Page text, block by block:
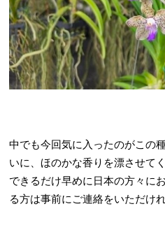
中でも今回気に入ったのがこの
いに、ほのかな香りを漂させて
できるだけ早めに日本の方々に
る方は事前にご連絡をいただけ